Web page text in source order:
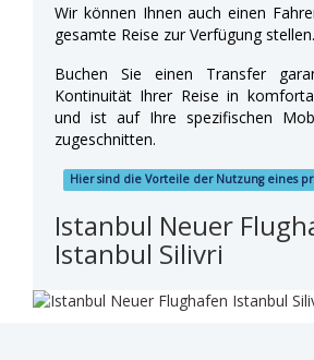
Wir können Ihnen auch einen
gesamte Reise zur Verfügung stellen.
Buchen Sie einen Transfer
Kontinuität Ihrer Reise in
und ist auf Ihre spezifischen
zugeschnitten.
Hier sind die Vorteile der Nutzung eines
Istanbul Neuer
Istanbul Silivri